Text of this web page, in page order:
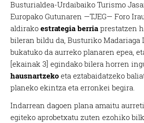
Busturialdea-Urdaibaiko Turismo
Europako Gutunaren —TJEG— Foro
aldirakoestrategia berria prestatzen
bileran bildu da, Busturiko Madariaga
bukatuko da aurreko planaren epea,
[ekainak 3] egindako bilera horren
hausnartzeko eta eztabaidatzeko
planeko ekintza eta erronkei begira.
Indarrean dagoen plana amaitu
egiteko aprobetxatu zuten ezohiko